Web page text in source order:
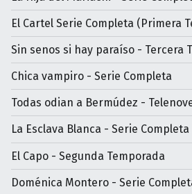
El Cartel Serie Completa (Primera
Sin senos si hay paraíso - Tercera
Chica vampiro - Serie Completa
Todas odian a Bermúdez -
La Esclava Blanca - Serie Completa
El Capo - Segunda Temporada
Doménica Montero - Serie